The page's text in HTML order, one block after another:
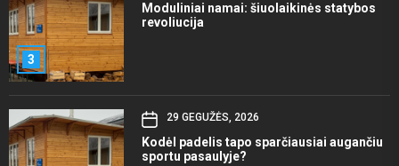
3
Moduliniai namai: šiuolaikinės statybos
revoliucija
29 GEGUŽĖS, 2026
Kodėl padelis tapo sparčiausiai augančiu
sportu pasaulyje?